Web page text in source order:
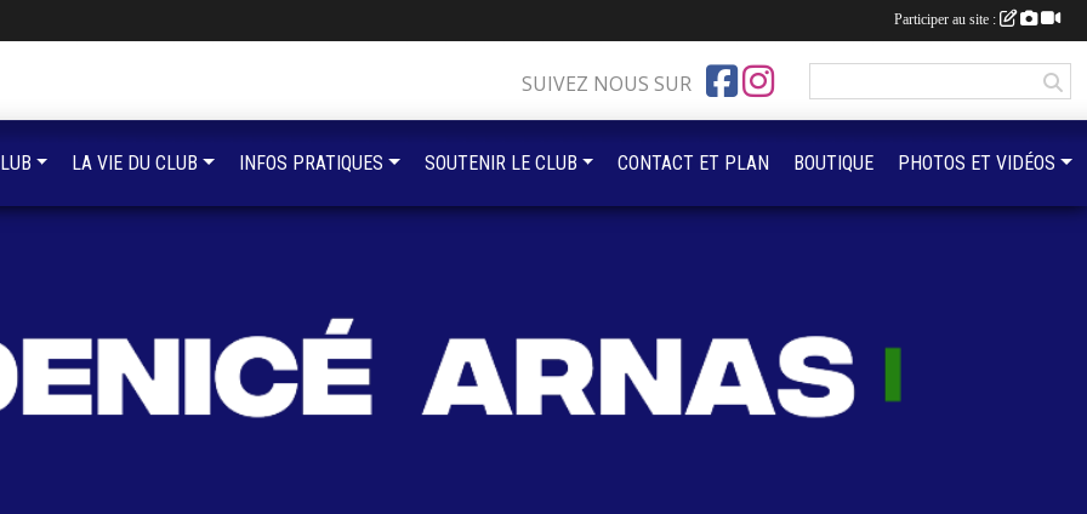
SUIVEZ NOUS SUR
LA VIE DU CLUB INFOS PRATIQUES SOUTENIR LE CLUB CONTACT ET PLAN BOUTIQUE PHOTOS ET VIDÉOS
Participer au site :